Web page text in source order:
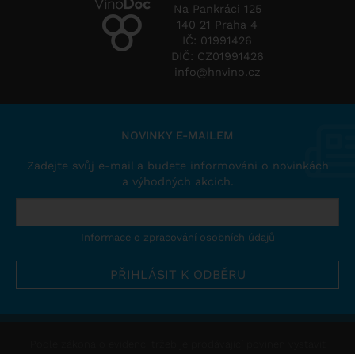
Na Pankráci 125
140 21 Praha 4
IČ: 01991426
DIČ: CZ01991426
info@hnvino.cz
NOVINKY E-MAILEM
Zadejte svůj e-mail a budete informováni o novinkách
a výhodných akcích.
Informace o zpracování osobních údajů